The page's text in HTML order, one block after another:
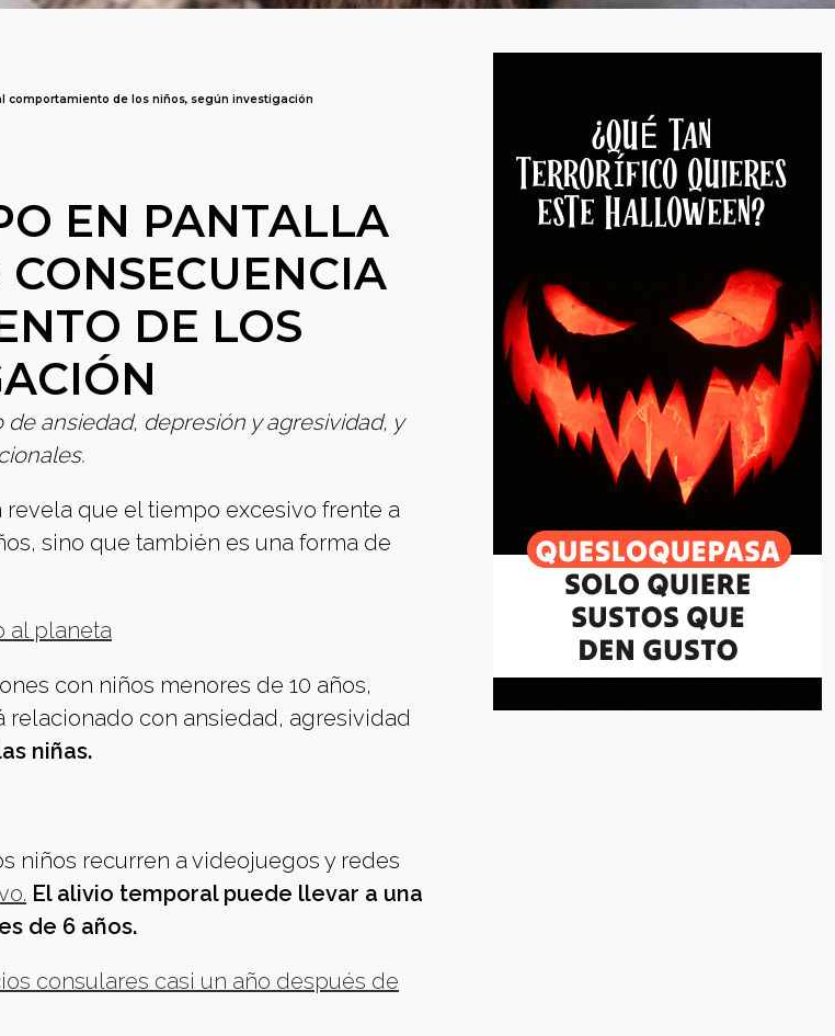
comportamiento de los niños, según investigación
EN PANTALLA
DE LOS
ansiedad, depresión y agresividad, y
que el tiempo excesivo frente a
sino que también es una forma de
al planeta
con niños menores de 10 años,
con ansiedad, agresividad
niñas.
niños recurren a videojuegos y redes
El alivio temporal puede llevar a una
de 6 años.
consulares casi un año después de